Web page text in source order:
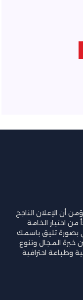
أن الإعلان الناجح
اختيار الخامة
بصورة تليق باسمك
المجال وتنوع
وطباعة احترافية